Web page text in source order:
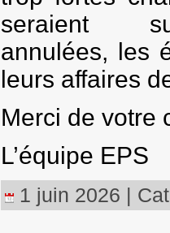
seraient
annulées, les
leurs affaires
Merci de votre
L’équipe EPS
1 juin 2026 |